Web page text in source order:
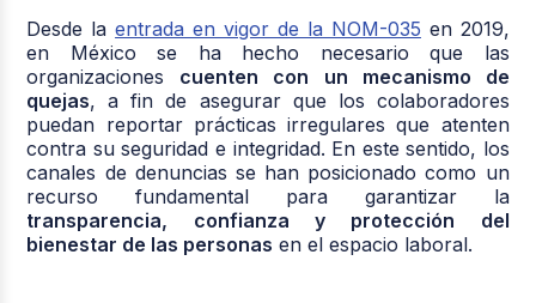
Desde laentrada en vigor de la NOM-035 en 2019,
en México se ha hecho necesario que las
organizaciones cuenten con un mecanismo de
quejas, a fin de asegurar que los colaboradores
puedan reportar prácticas irregulares que atenten
contra su seguridad e integridad. En este sentido, los
canales de denuncias se han posicionado como un
recurso fundamental para garantizar la
transparencia, confianza y protección del
bienestar de las personas en el espacio laboral.